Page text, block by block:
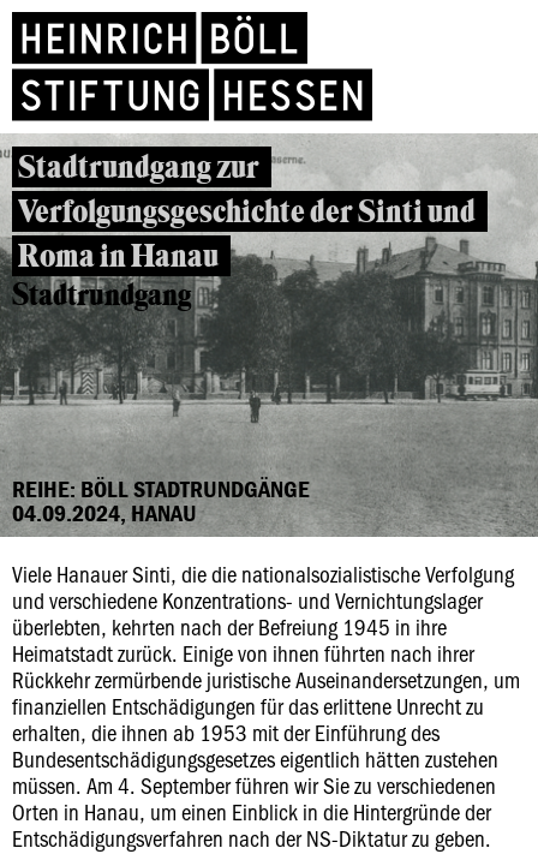
Stadtrundgang zur
Verfolgungsgeschichte der Sinti und
Roma in Hanau
Stadtrundgang
REIHE: BÖLL STADTRUNDGÄNGE
04.09.2024, HANAU
Viele Hanauer Sinti, die die nationalsozialistische Verfolgung
und verschiedene Konzentrations- und Vernichtungslager
überlebten, kehrten nach der Befreiung 1945 in ihre
Heimatstadt zurück. Einige von ihnen führten nach ihrer
Rückkehr zermürbende juristische Auseinandersetzungen, um
finanziellen Entschädigungen für das erlittene Unrecht zu
erhalten, die ihnen ab 1953 mit der Einführung des
Bundesentschädigungsgesetzes eigentlich hätten zustehen
müssen. Am 4. September führen wir Sie zu verschiedenen
Orten in Hanau, um einen Einblick in die Hintergründe der
Entschädigungsverfahren nach der NS-Diktatur zu geben.